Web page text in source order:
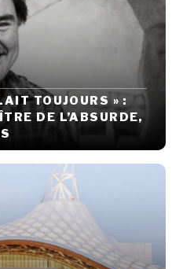
TOUJOURS » :
DE L’ABSURDE,